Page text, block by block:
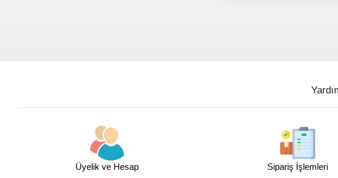
Üyelik ve Hesap Sipariş İşlemleri